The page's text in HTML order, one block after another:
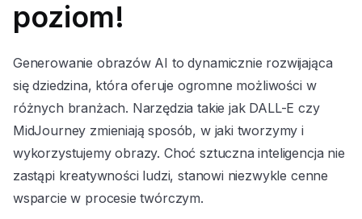
poziom!
Generowanie obrazów AI to dynamicznie rozwijająca
się dziedzina, która oferuje ogromne możliwości w
różnych branżach. Narzędzia takie jak DALL-E czy
MidJourney zmieniają sposób, w jaki tworzymy i
wykorzystujemy obrazy. Choć sztuczna inteligencja nie
zastąpi kreatywności ludzi, stanowi niezwykle cenne
wsparcie w procesie twórczym.